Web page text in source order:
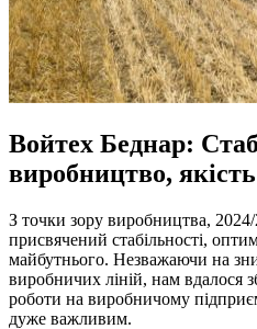
Войтех Беднар:
виробництво, якість
З точки зору виробництва,
присвячений стабільності,
майбутнього. Незважаючи на
виробничих ліній, нам вдалося
роботи на виробничому
дуже важливим.